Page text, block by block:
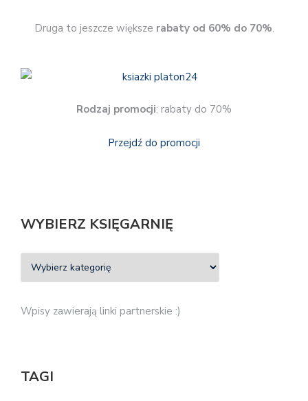
Druga to jeszcze większe rabaty od 60% do 70%.
Rodzaj promocji: rabaty do 70%
Przejdź do promocji
WYBIERZ KSIĘGARNIĘ
Wpisy zawierają linki partnerskie :)
TAGI